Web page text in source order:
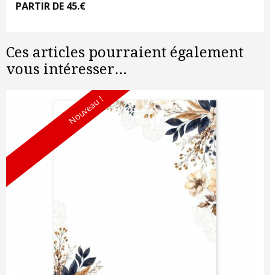
PARTIR DE 45.€
Ces articles pourraient également
vous intéresser...
Nouveau !